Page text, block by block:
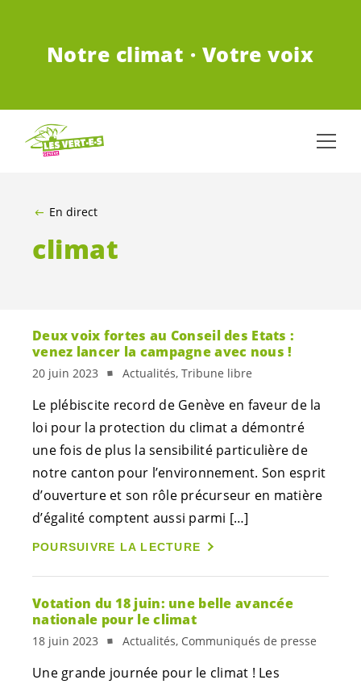
Notre climat · Votre voix
En direct
climat
Deux voix fortes au Conseil des Etats :
venez lancer la campagne avec nous !
20 juin 2023 Actualités, Tribune libre
Le plébiscite record de Genève en faveur de la
loi pour la protection du climat a démontré
une fois de plus la sensibilité particulière de
notre canton pour l’environnement. Son esprit
d’ouverture et son rôle précurseur en matière
d’égalité comptent aussi parmi […]
POURSUIVRE LA LECTURE
Votation du 18 juin: une belle avancée
nationale pour le climat
18 juin 2023 Actualités, Communiqués de presse
Une grande journée pour le climat ! Les